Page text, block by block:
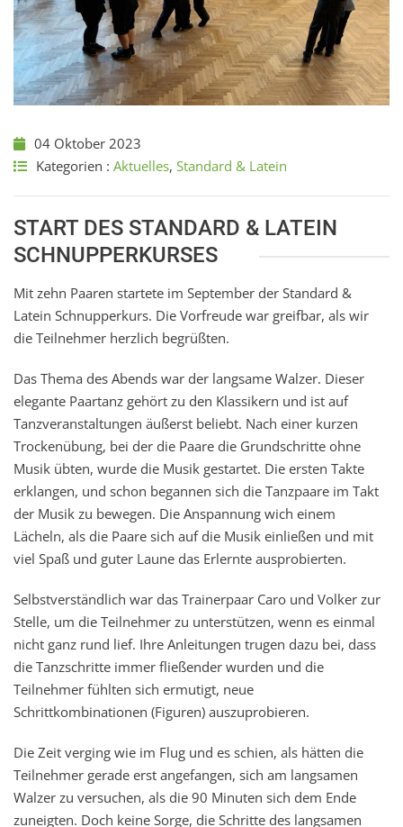
04 Oktober 2023
Kategorien : Aktuelles, Standard & Latein
START DES STANDARD & LATEIN
SCHNUPPERKURSES
Mit zehn Paaren startete im September der Standard &
Latein Schnupperkurs. Die Vorfreude war greifbar, als wir
die Teilnehmer herzlich begrüßten.
Das Thema des Abends war der langsame Walzer. Dieser
elegante Paartanz gehört zu den Klassikern und ist auf
Tanzveranstaltungen äußerst beliebt. Nach einer kurzen
Trockenübung, bei der die Paare die Grundschritte ohne
Musik übten, wurde die Musik gestartet. Die ersten Takte
erklangen, und schon begannen sich die Tanzpaare im Takt
der Musik zu bewegen. Die Anspannung wich einem
Lächeln, als die Paare sich auf die Musik einließen und mit
viel Spaß und guter Laune das Erlernte ausprobierten.
Selbstverständlich war das Trainerpaar Caro und Volker zur
Stelle, um die Teilnehmer zu unterstützen, wenn es einmal
nicht ganz rund lief. Ihre Anleitungen trugen dazu bei, dass
die Tanzschritte immer fließender wurden und die
Teilnehmer fühlten sich ermutigt, neue
Schrittkombinationen (Figuren) auszuprobieren.
Die Zeit verging wie im Flug und es schien, als hätten die
Teilnehmer gerade erst angefangen, sich am langsamen
Walzer zu versuchen, als die 90 Minuten sich dem Ende
zuneigten. Doch keine Sorge, die Schritte des langsamen